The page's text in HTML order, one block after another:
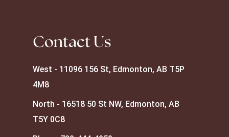
Contact Us
West - 11096 156 St, Edmonton, AB T5P
4M8
North - 16518 50 St NW, Edmonton, AB
T5Y 0C8